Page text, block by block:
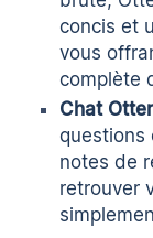
concis et
vous
complète
Chat
questions
notes de
retrouver